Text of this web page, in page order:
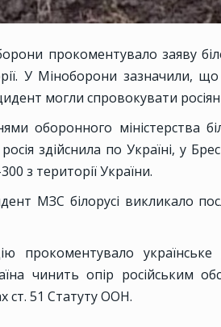
прокоментувало заяву
У Міноборони зазначили,
могли спровокувати
оборонного міністерства
здійснила по Україні, у
з території України.
МЗС білорусі викликало
прокоментувало
чинить опір російським
ст. 51 Статуту ООН.